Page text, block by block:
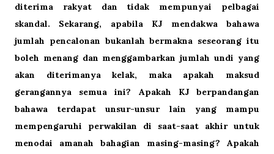
diterima rakyat dan tidak mempunyai pelbagai
skandal. Sekarang, apabila KJ mendakwa bahawa
jumlah pencalonan bukanlah bermakna seseorang itu
boleh menang dan menggambarkan jumlah undi yang
akan diterimanya kelak, maka apakah maksud
gerangannya semua ini? Apakah KJ berpandangan
bahawa terdapat unsur-unsur lain yang mampu
mempengaruhi perwakilan di saat-saat akhir untuk
menodai amanah bahagian masing-masing? Apakah